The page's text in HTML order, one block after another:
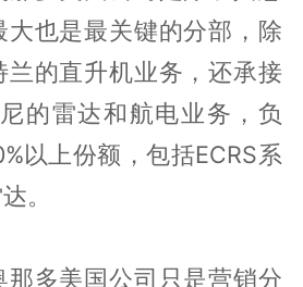
大也是最关键的分部，除
兰的直升机业务，还承接
的雷达和航电业务，负
以上份额，包括ECRS系
。
多美国公司只是营销分